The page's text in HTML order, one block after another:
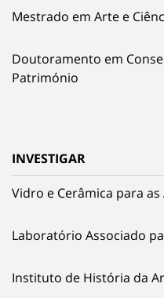
Mestrado em Arte e
Doutoramento em
Património
INVESTIGAR
Vidro e Cerâmica para as
Laboratório Associado
Instituto de História da